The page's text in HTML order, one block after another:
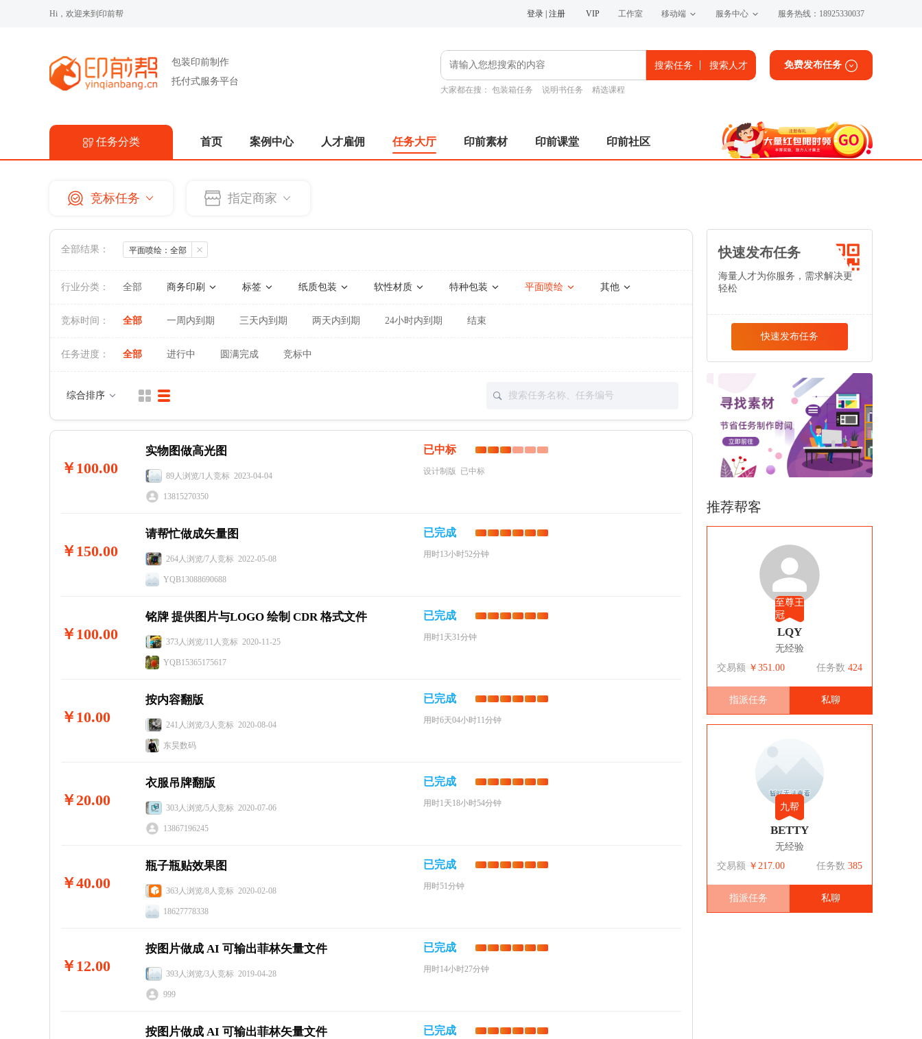
Hi，欢迎来到印前帮 登录 | 注册 VIP 工作室 移动端 服务中心 服务热线：18925330037
包装印前制作
托付式服务平台
免费发布任务
搜索人才
搜索任务
大家都在搜： 包装箱任务 说明书任务 精选课程
任务分类
画册
书刊 说明书
普通标签
镭射标签
彩盒
药盒
包装箱
纸塑
塑料包装
特种包装
铭牌
写真布
首页 案例中心 人才雇佣 任务大厅 印前素材 印前课堂 印前社区
竞标任务 指定商家
全部结果： 平面喷绘：全部
行业分类： 全部 商务印刷 标签 纸质包装 软性材质 特种包装 平面喷绘 其他
竞标时间： 全部 一周内到期 三天内到期 两天内到期 24小时内到期 结束
任务进度： 全部 进行中 圆满完成 竞标中
综合排序
￥100.00
实物图做高光图
89人浏览/1人竞标 2023-04-04
13815270350
已中标
设计制版 已中标
￥150.00
请帮忙做成矢量图
264人浏览/7人竞标 2022-05-08
YQB13088690688
已完成
用时13小时52分钟
￥100.00
铭牌 提供图片与LOGO 绘制 CDR 格式文件
373人浏览/11人竞标 2020-11-25
YQB15365175617
已完成
用时1天31分钟
￥10.00
按内容翻版
241人浏览/3人竞标 2020-08-04
东昊数码
已完成
用时6天04小时11分钟
￥20.00
衣服吊牌翻版
303人浏览/5人竞标 2020-07-06
13867196245
已完成
用时1天18小时54分钟
￥40.00
瓶子瓶贴效果图
363人浏览/8人竞标 2020-02-08
18627778338
已完成
用时51分钟
￥12.00
按图片做成 AI 可输出菲林矢量文件
393人浏览/3人竞标 2019-04-28
999
已完成
用时14小时27分钟
按图片做成 AI 可输出菲林矢量文件 已完成
快速发布任务
海量人才为你服务，需求解决更
轻松
快速发布任务
推荐帮客
至尊王
冠
LQY
无经验
交易额 ￥351.00 任务数 424
指派任务 私聊
九帮
BETTY
无经验
交易额 ￥217.00 任务数 385
指派任务 私聊